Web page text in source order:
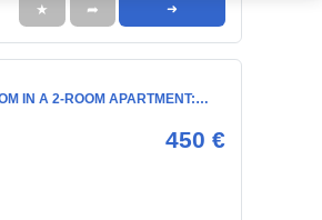
★ ➦ ➜
IN A 2-ROOM APARTMENT:…
450 €